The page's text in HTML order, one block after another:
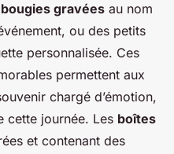
bougies gravées au nom
ou des petits
personnalisée. Ces
permettent aux
chargé d’émotion,
cette journée. Les boîtes
et contenant des